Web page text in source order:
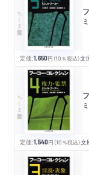
ちくま学芸文庫
定価:1,650円 （10％税込）文
ちくま学芸文庫
定価:1,540円 （10％税込）文